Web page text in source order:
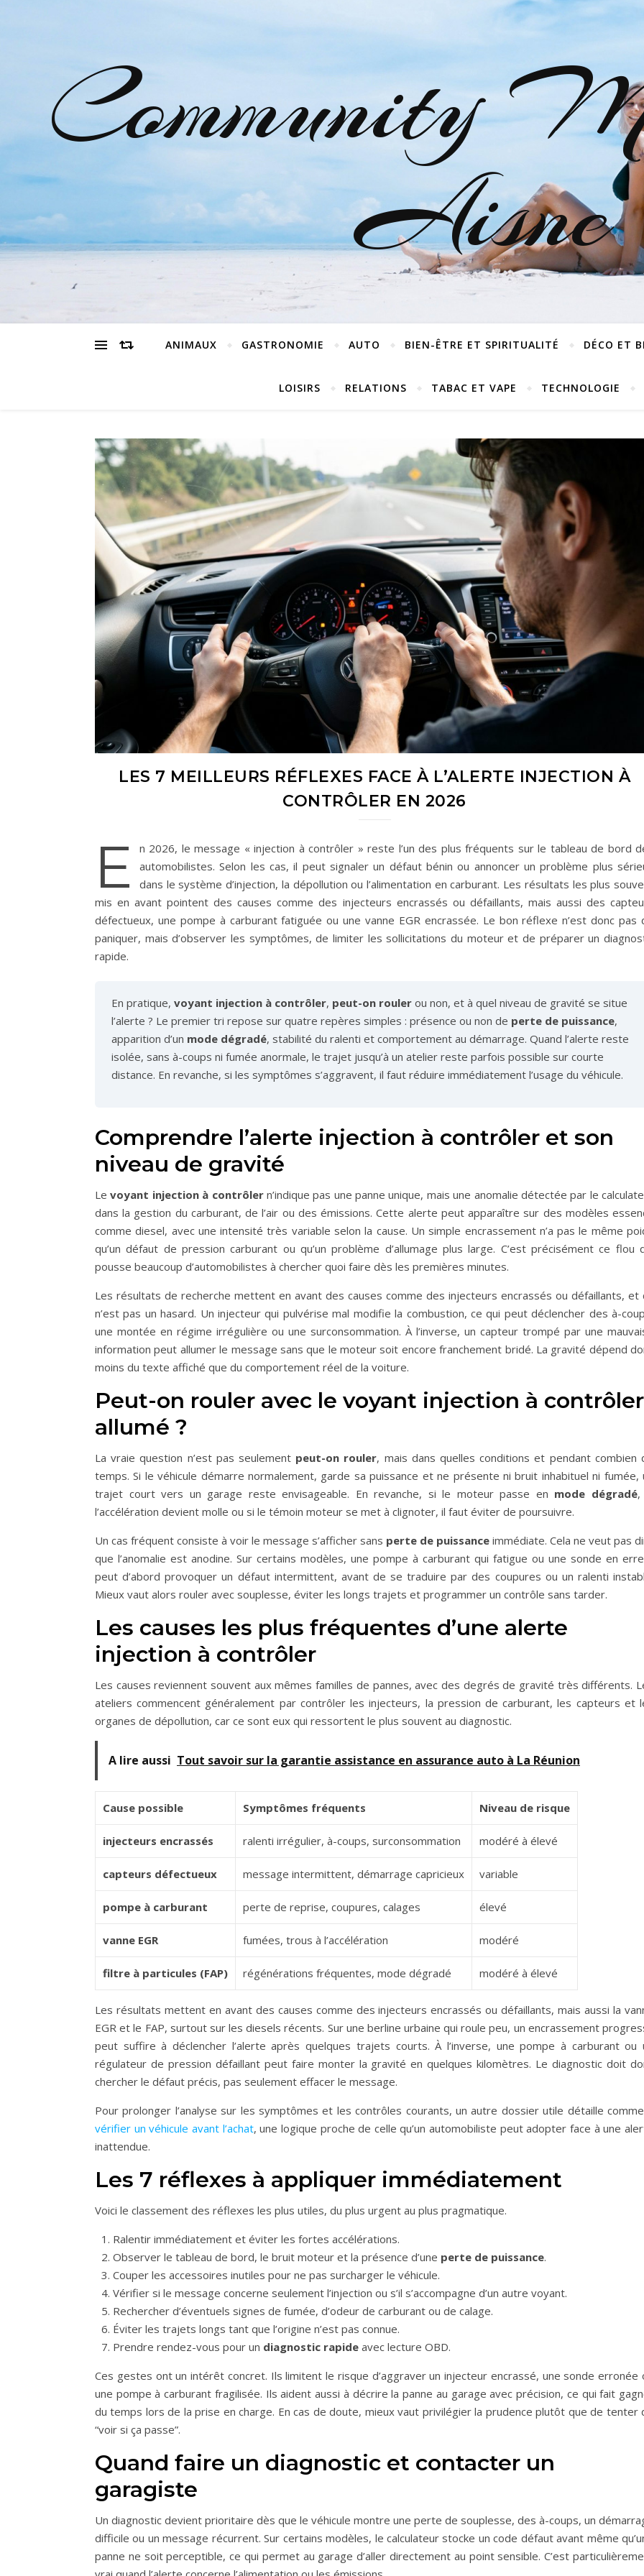
Community
Aisne
ANIMAUX GASTRONOMIE AUTO BIEN-ÊTRE ET SPIRITUALITÉ DÉCO ET
LOISIRS RELATIONS TABAC ET VAPE TECHNOLOGIE
LES 7 MEILLEURS RÉFLEXES FACE À L’ALERTE INJECTION À
CONTRÔLER EN 2026
E
n 2026, le message « injection à contrôler » reste l’un des plus fréquents sur le tableau de bord
automobilistes. Selon les cas, il peut signaler un défaut bénin ou annoncer un problème plus
dans le système d’injection, la dépollution ou l’alimentation en carburant. Les résultats les plus
mis en avant pointent des causes comme des injecteurs encrassés ou défaillants, mais aussi des
défectueux, une pompe à carburant fatiguée ou une vanne EGR encrassée. Le bon réflexe n’est donc pas
paniquer, mais d’observer les symptômes, de limiter les sollicitations du moteur et de préparer un
rapide.
En pratique, voyant injection à contrôler, peut-on roulerou non, et à quel niveau de gravité se situe
l’alerte ? Le premier tri repose sur quatre repères simples : présence ou non de perte de puissance,
apparition d’un mode dégradé, stabilité du ralenti et comportement au démarrage. Quand l’alerte reste
isolée, sans à-coups ni fumée anormale, le trajet jusqu’à un atelier reste parfois possible sur courte
distance. En revanche, si les symptômes s’aggravent, il faut réduire immédiatement l’usage du véhicule.
Comprendre l’alerte injection à contrôler et son
niveau de gravité
Levoyant injection à contrôlern’indique pas une panne unique, mais une anomalie détectée par le
dans la gestion du carburant, de l’air ou des émissions. Cette alerte peut apparaître sur des modèles
comme diesel, avec une intensité très variable selon la cause. Un simple encrassement n’a pas le même
qu’un défaut de pression carburant ou qu’un problème d’allumage plus large. C’est précisément ce flou
pousse beaucoup d’automobilistes à chercher quoi faire dès les premières minutes.
Les résultats de recherche mettent en avant des causes comme des injecteurs encrassés ou défaillants, et
n’est pas un hasard. Un injecteur qui pulvérise mal modifie la combustion, ce qui peut déclencher des à-
une montée en régime irrégulière ou une surconsommation. À l’inverse, un capteur trompé par une
information peut allumer le message sans que le moteur soit encore franchement bridé. La gravité dépend
moins du texte affiché que du comportement réel de la voiture.
Peut-on rouler avec le voyant injection à contrôler
allumé ?
La vraie question n’est pas seulement peut-on rouler, mais dans quelles conditions et pendant combien
temps. Si le véhicule démarre normalement, garde sa puissance et ne présente ni bruit inhabituel ni fumée,
trajet court vers un garage reste envisageable. En revanche, si le moteur passe en mode dégradé,
l’accélération devient molle ou si le témoin moteur se met à clignoter, il faut éviter de poursuivre.
Un cas fréquent consiste à voir le message s’afficher sans perte de puissance immédiate. Cela ne veut pas
que l’anomalie est anodine. Sur certains modèles, une pompe à carburant qui fatigue ou une sonde en
peut d’abord provoquer un défaut intermittent, avant de se traduire par des coupures ou un ralenti
Mieux vaut alors rouler avec souplesse, éviter les longs trajets et programmer un contrôle sans tarder.
Les causes les plus fréquentes d’une alerte
injection à contrôler
Les causes reviennent souvent aux mêmes familles de pannes, avec des degrés de gravité très différents.
ateliers commencent généralement par contrôler les injecteurs, la pression de carburant, les capteurs et
organes de dépollution, car ce sont eux qui ressortent le plus souvent au diagnostic.
A lire aussi Tout savoir sur la garantie assistance en assurance auto à La Réunion
Cause possible Symptômes fréquents Niveau de risque
injecteurs encrassés ralenti irrégulier, à-coups, surconsommation modéré à élevé
capteurs défectueux message intermittent, démarrage capricieux variable
pompe à carburant perte de reprise, coupures, calages élevé
vanne EGR fumées, trous à l’accélération modéré
filtre à particules (FAP) régénérations fréquentes, mode dégradé modéré à élevé
Les résultats mettent en avant des causes comme des injecteurs encrassés ou défaillants, mais aussi la
EGR et le FAP, surtout sur les diesels récents. Sur une berline urbaine qui roule peu, un encrassement
peut suffire à déclencher l’alerte après quelques trajets courts. À l’inverse, une pompe à carburant ou
régulateur de pression défaillant peut faire monter la gravité en quelques kilomètres. Le diagnostic doit
chercher le défaut précis, pas seulement effacer le message.
Pour prolonger l’analyse sur les symptômes et les contrôles courants, un autre dossier utile détaille
vérifier un véhicule avant l’achat, une logique proche de celle qu’un automobiliste peut adopter face à une
inattendue.
Les 7 réflexes à appliquer immédiatement
Voici le classement des réflexes les plus utiles, du plus urgent au plus pragmatique.
Ralentir immédiatement et éviter les fortes accélérations.
Observer le tableau de bord, le bruit moteur et la présence d’une perte de puissance.
Couper les accessoires inutiles pour ne pas surcharger le véhicule.
Vérifier si le message concerne seulement l’injection ou s’il s’accompagne d’un autre voyant.
Rechercher d’éventuels signes de fumée, d’odeur de carburant ou de calage.
Éviter les trajets longs tant que l’origine n’est pas connue.
Prendre rendez-vous pour un diagnostic rapide avec lecture OBD.
Ces gestes ont un intérêt concret. Ils limitent le risque d’aggraver un injecteur encrassé, une sonde erronée
une pompe à carburant fragilisée. Ils aident aussi à décrire la panne au garage avec précision, ce qui fait
du temps lors de la prise en charge. En cas de doute, mieux vaut privilégier la prudence plutôt que de tenter
“voir si ça passe”.
Quand faire un diagnostic et contacter un
garagiste
Un diagnostic devient prioritaire dès que le véhicule montre une perte de souplesse, des à-coups, un
difficile ou un message récurrent. Sur certains modèles, le calculateur stocke un code défaut avant même
panne ne soit perceptible, ce qui permet au garage d’aller directement au point sensible. C’est